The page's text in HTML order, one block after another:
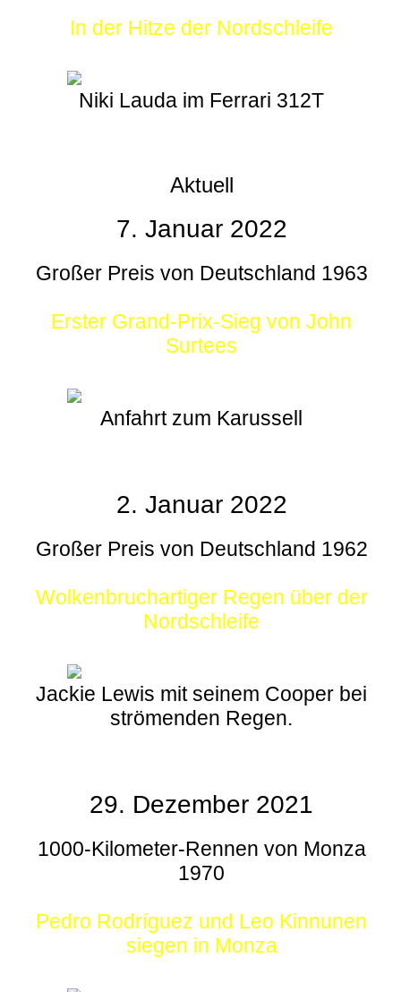
In der Hitze der Nordschleife
Niki Lauda im Ferrari 312T
Aktuell
7. Januar 2022
Großer Preis von Deutschland 1963
Erster Grand-Prix-Sieg von John
Surtees
Anfahrt zum Karussell
2. Januar 2022
Großer Preis von Deutschland 1962
Wolkenbruchartiger Regen über der
Nordschleife
Jackie Lewis mit seinem Cooper bei
strömenden Regen.
29. Dezember 2021
1000-Kilometer-Rennen von Monza
1970
Pedro Rodríguez und Leo Kinnunen
siegen in Monza